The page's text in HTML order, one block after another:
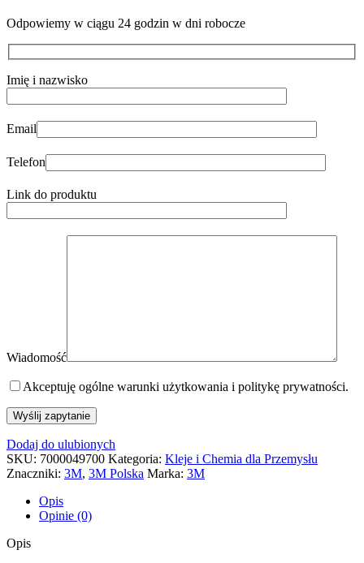
Odpowiemy w ciągu 24 godzin w dni robocze
Imię i nazwisko
Email
Telefon
Link do produktu
Wiadomość
Akceptuję ogólne warunki użytkowania i politykę prywatności.
Dodaj do ulubionych
SKU: 7000049700 Kategoria: Kleje i Chemia dla Przemysłu
Znaczniki: 3M, 3M Polska Marka: 3M
Opis
Opinie (0)
Opis